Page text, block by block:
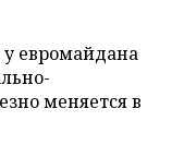
у евромайдана
меняется в